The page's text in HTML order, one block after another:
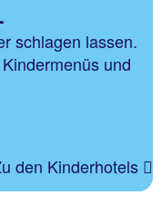
schlagen lassen.
und
den Kinderhotels